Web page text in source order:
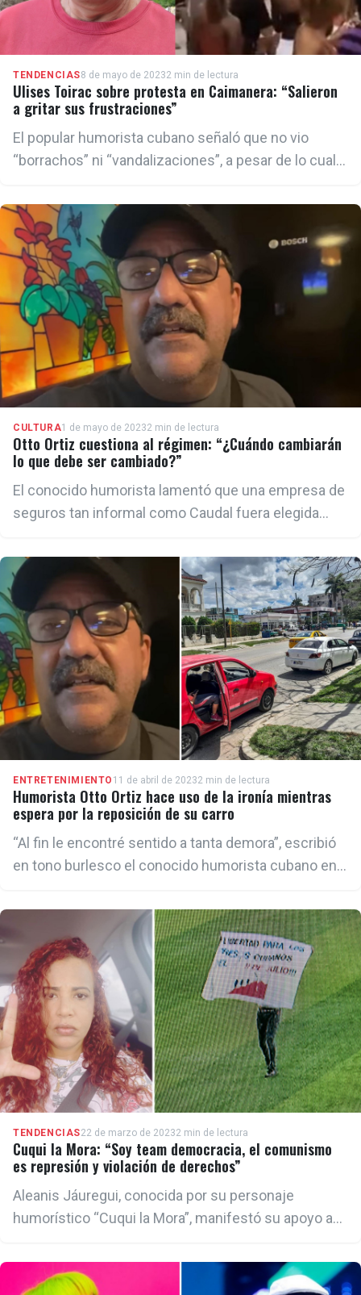
TENDENCIAS8 de mayo de 20232 min de lectura
Ulises Toirac sobre protesta en Caimanera: “Salieron
a gritar sus frustraciones”
El popular humorista cubano señaló que no vio
“borrachos” ni “vandalizaciones”, a pesar de lo cual
CULTURA1 de mayo de 20232 min de lectura
Otto Ortiz cuestiona al régimen: “¿Cuándo cambiarán
lo que debe ser cambiado?”
El conocido humorista lamentó que una empresa de
seguros tan informal como Caudal fuera elegida
ENTRETENIMIENTO 11 de abril de 20232 min de lectura
Humorista Otto Ortiz hace uso de la ironía mientras
espera por la reposición de su carro
“Al fin le encontré sentido a tanta demora”, escribió
en tono burlesco el conocido humorista cubano en
TENDENCIAS22 de marzo de 20232 min de lectura
Cuqui la Mora: “Soy team democracia, el comunismo
es represión y violación de derechos”
Aleanis Jáuregui, conocida por su personaje
humorístico “Cuqui la Mora”, manifestó su apoyo a
durante el juego de pelota en Miami